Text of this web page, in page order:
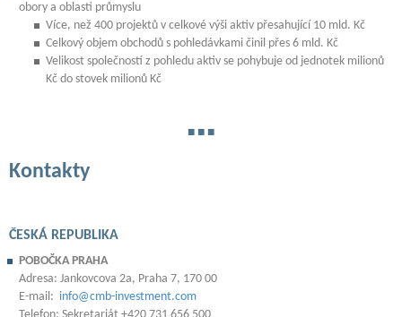
obory a oblasti průmyslu
Více, než 400 projektů v celkové výši aktiv přesahující 10 mld. Kč
Celkový objem obchodů s pohledávkami činil přes 6 mld. Kč
Velikost společností z pohledu aktiv se pohybuje od jednotek milionů
Kč do stovek milionů Kč
Kontakty
ČESKÁ REPUBLIKA
POBOČKA PRAHA
Adresa: Jankovcova 2a, Praha 7, 170 00
E-mail: info@cmb-investment.com